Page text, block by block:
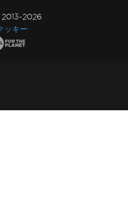
2026
ッキー